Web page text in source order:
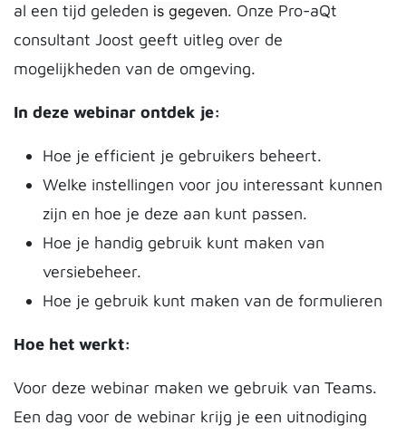
al een tijd geleden is gegeven. Onze Pro-aQt
consultant Joost geeft uitleg over de
mogelijkheden van de omgeving.
In deze webinar ontdek je:
Hoe je efficient je gebruikers beheert.
Welke instellingen voor jou interessant kunnen
zijn en hoe je deze aan kunt passen.
Hoe je handig gebruik kunt maken van
versiebeheer.
Hoe je gebruik kunt maken van de formulieren
Hoe het werkt:
Voor deze webinar maken we gebruik van Teams.
Een dag voor de webinar krijg je een uitnodiging